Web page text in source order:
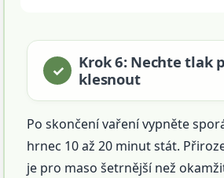
Krok 6: Nechte tlak
klesnout
Po skončení vaření vypněte
hrnec 10 až 20 minut stát.
je pro maso šetrnější než